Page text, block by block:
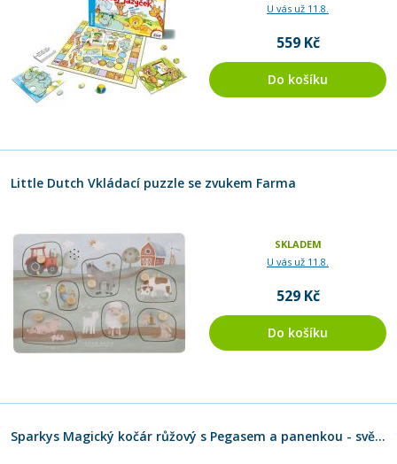
U vás už 11.8.
559 Kč
Do košíku
Little Dutch Vkládací puzzle se zvukem Farma
SKLADEM
U vás už 11.8.
529 Kč
Do košíku
Sparkys Magický kočár růžový s Pegasem a panenkou - světlo, zvuk